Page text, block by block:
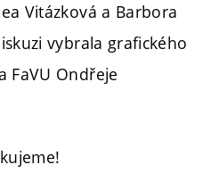
Vitázková a Barbora
vybrala grafického
FaVU Ondřeje